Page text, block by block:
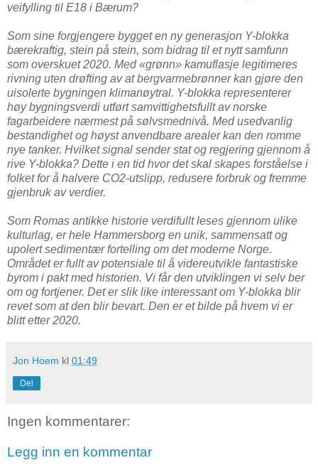
veifylling til E18 i Bærum?
Som sine forgjengere bygget en ny generasjon Y-blokka
bærekraftig, stein på stein, som bidrag til et nytt samfunn
som overskuet 2020. Med «grønn» kamuflasje legitimeres
rivning uten drøfting av at bergvarmebrønner kan gjøre den
uisolerte bygningen klimanøytral. Y-blokka representerer
høy bygningsverdi utført samvittighetsfullt av norske
fagarbeidere nærmest på sølvsmednivå. Med usedvanlig
bestandighet og høyst anvendbare arealer kan den romme
nye tanker. Hvilket signal sender stat og regjering gjennom å
rive Y-blokka? Dette i en tid hvor det skal skapes forståelse i
folket for å halvere CO2-utslipp, redusere forbruk og fremme
gjenbruk av verdier.
Som Romas antikke historie verdifullt leses gjennom ulike
kulturlag, er hele Hammersborg en unik, sammensatt og
upolert sedimentær fortelling om det moderne Norge.
Området er fullt av potensiale til å videreutvikle fantastiske
byrom i pakt med historien. Vi får den utviklingen vi selv ber
om og fortjener. Det er slik like interessant om Y-blokka blir
revet som at den blir bevart. Den er et bilde på hvem vi er
blitt etter 2020.
Jon Hoem kl 01:49
Del
Ingen kommentarer:
Legg inn en kommentar